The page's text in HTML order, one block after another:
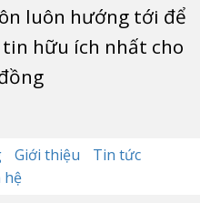
luôn hướng tới để
hữu ích nhất cho
Giới thiệu
Tin tức
hệ